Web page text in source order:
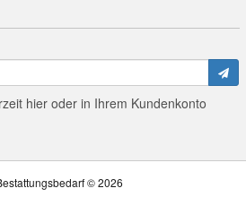
hier oder in Ihrem Kundenkonto
© 2026